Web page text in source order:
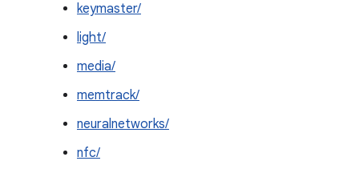
keymaster/
light/
media/
memtrack/
neuralnetworks/
nfc/